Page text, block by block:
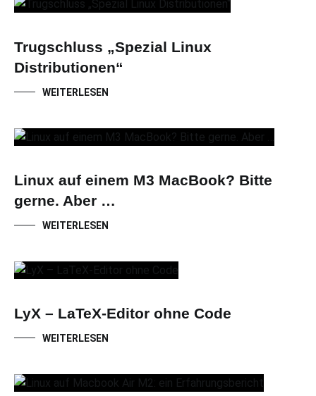
Trugschluss „Spezial Linux
Distributionen“
WEITERLESEN
Linux auf einem M3 MacBook? Bitte
gerne. Aber …
WEITERLESEN
LyX – LaTeX-Editor ohne Code
WEITERLESEN